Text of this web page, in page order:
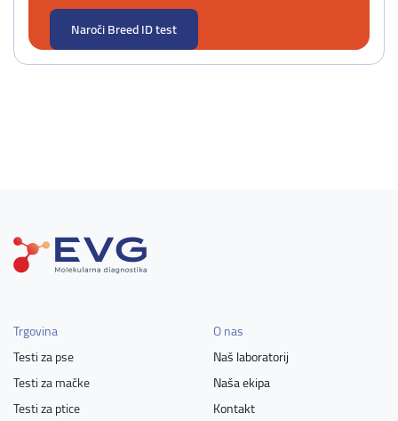
Naroči Breed ID test
Trgovina
Testi za pse
Testi za mačke
Testi za ptice
O nas
Naš laboratorij
Naša ekipa
Kontakt